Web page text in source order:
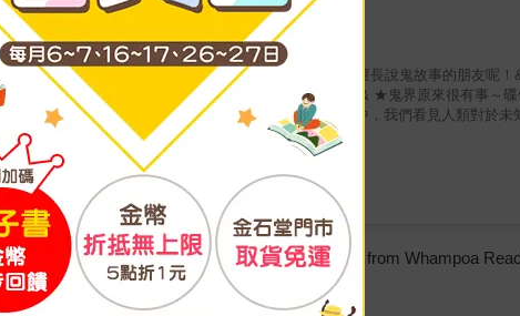
奇海獅著
乃玩！女巫、吸血鬼、殭屍、中國
方＆陰陽界，爬梳史料中的鬼怪紀聞。& ★鬼界原來很有事～碟仙透過靈乩圖創作詩文？鬼幫忙竄改考卷賺外
於未知的恐慌、瘋狂，也看見人類對於所愛的眷戀
會被投射在鬼界中──冥婚、作弊、伸冤&hellip;&hellip;研究鬼，其實就是研究人！ ．黑漆漆的鬼會在考場裡
了人的目擊、記錄與轉述，相較於人類獵巫、掘墳、打旱魃等歇斯底里的反應，
人類對鬼界的迫害與歧視，為鬼喉舌！
元
TO SAVE：Maritime Mission in Hong Kong from Whampoa